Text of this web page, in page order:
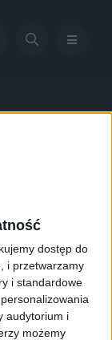
dostęp do
i przetwarzamy
i standardowe
audytorium i
możemy